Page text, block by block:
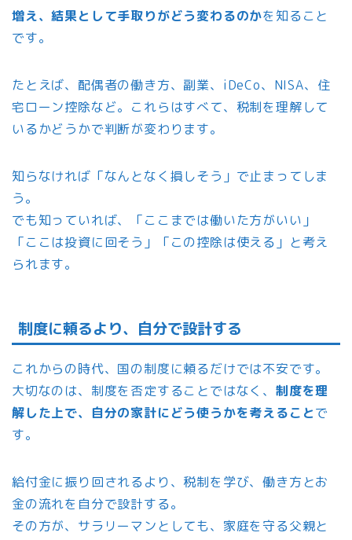
増え、結果として手取りがどう変わるのかを知ること
です。
たとえば、配偶者の働き方、副業、iDeCo、NISA、住
宅ローン控除など。これらはすべて、税制を理解して
いるかどうかで判断が変わります。
知らなければ「なんとなく損しそう」で止まってしま
う。
でも知っていれば、「ここまでは働いた方がいい」
「ここは投資に回そう」「この控除は使える」と考え
られます。
制度に頼るより、自分で設計する
これからの時代、国の制度に頼るだけでは不安です。
大切なのは、制度を否定することではなく、 制度を理
解した上で、自分の家計にどう使うかを考えることで
す。
給付金に振り回されるより、税制を学び、働き方とお
金の流れを自分で設計する。
その方が、サラリーマンとしても、家庭を守る父親と